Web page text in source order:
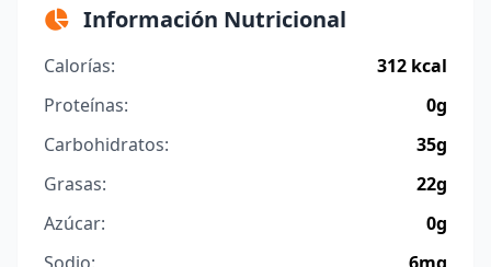
Información Nutricional
Calorías:
312 kcal
Proteínas:
0g
Carbohidratos:
35g
Grasas:
22g
Azúcar:
0g